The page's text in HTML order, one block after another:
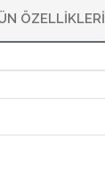
ÖZELLIKLERI